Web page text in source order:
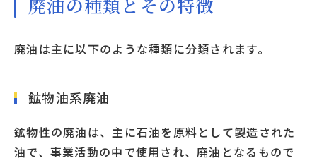
廃油は主に以下のような種類に分類されます。
鉱物油系廃油
鉱物性の廃油は、主に石油を原料として製造された
油で、事業活動の中で使用され、廃油となるもので